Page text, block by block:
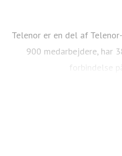
Telenor er en del af
900 medarbejdere, har
forbindelse